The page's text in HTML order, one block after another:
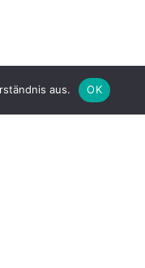
aus. OK